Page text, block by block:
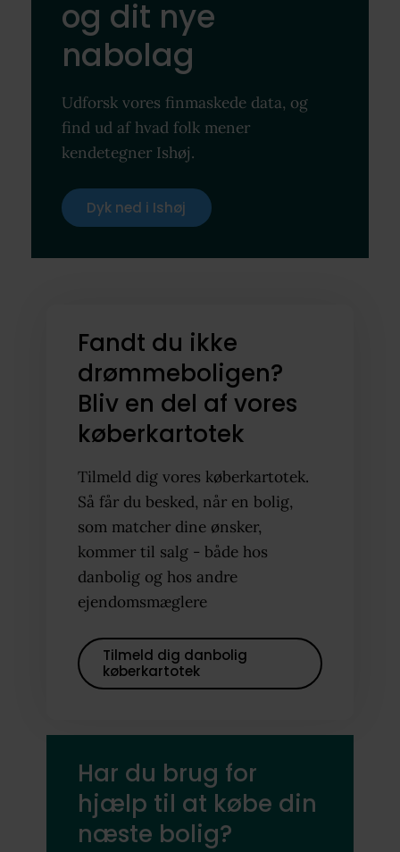
og dit nye
nabolag
Udforsk vores finmaskede data, og
find ud af hvad folk mener
kendetegner Ishøj.
Dyk ned i Ishøj
Fandt du ikke
drømmeboligen?
Bliv en del af vores
køberkartotek
Tilmeld dig vores køberkartotek.
Så får du besked, når en bolig,
som matcher dine ønsker,
kommer til salg - både hos
danbolig og hos andre
ejendomsmæglere
Tilmeld dig danbolig
køberkartotek
Har du brug for
hjælp til at købe din
næste bolig?